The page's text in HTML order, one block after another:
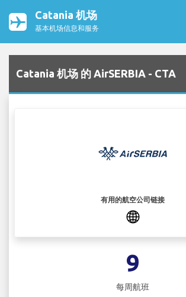
Catania 机场
基本机场信息和服务
Catania 机场 的 AirSERBIA - CTA
有用的航空公司链接
9
每周航班